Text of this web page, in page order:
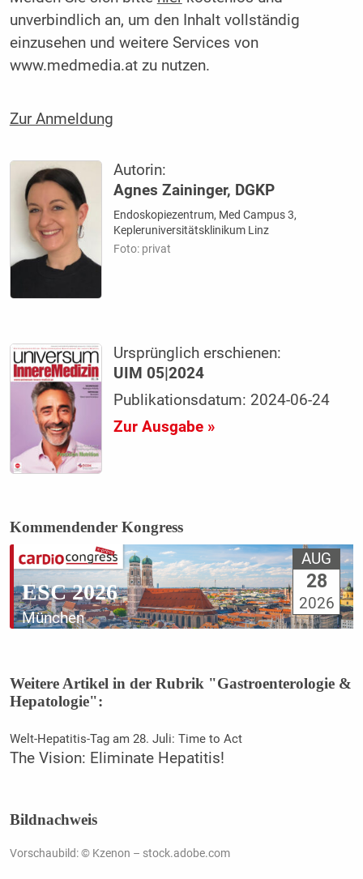
unverbindlich an, um den Inhalt vollständig
einzusehen und weitere Services von
www.medmedia.at zu nutzen.
Zur Anmeldung
Autorin:
Agnes Zaininger, DGKP
Endoskopiezentrum, Med Campus 3,
Kepleruniversitätsklinikum Linz
Foto: privat
Ursprünglich erschienen:
UIM 05|2024
Publikationsdatum: 2024-06-24
Zur Ausgabe »
Kommendender Kongress
ESC 2026
München
AUG
28
2026
Weitere Artikel in der Rubrik "Gastroenterologie &
Hepatologie":
Welt-Hepatitis-Tag am 28. Juli: Time to Act
The Vision: Eliminate Hepatitis!
Bildnachweis
Vorschaubild: © Kzenon – stock.adobe.com